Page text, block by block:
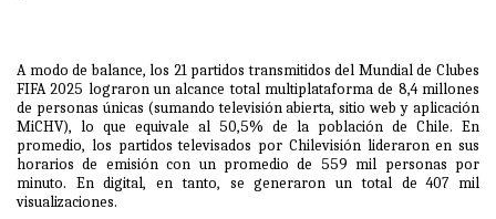
A modo de balance, los 21 partidos transmitidos del Mundial de Clubes
FIFA 2025 lograron un alcance total multiplataforma de 8,4 millones
de personas únicas (sumando televisión abierta, sitio web y aplicación
MiCHV), lo que equivale al 50,5% de la población de Chile. En
promedio, los partidos televisados por Chilevisión lideraron en sus
horarios de emisión con un promedio de 559 mil personas por
minuto. En digital, en tanto, se generaron un total de 407 mil
visualizaciones.